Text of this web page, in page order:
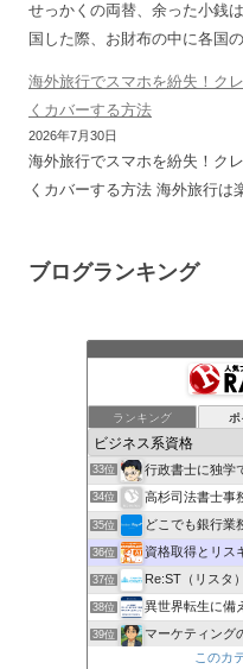
せっかくの両替、余った小銭
国した際、お財布の中に各国
海外旅行でスマホを紛失！ク
くカバーする方法
2026年7月30日
海外旅行でスマホを紛失！ク
くカバーする方法 海外旅行
ブログランキング
ランキング ポ
29位 スキル備忘録
きんげの資格部
31位 高卒・学歴コン
32位 ステップアップ
33位 行政書士に独学で合
34位 高杉司法書士事
35位 どこでも銀行業
36位 資格取得とリス
37位 Re:ST（リスタ）：
38位 異世界転生に備
39位 マーケティングの現
役立つ資格！か
このカ